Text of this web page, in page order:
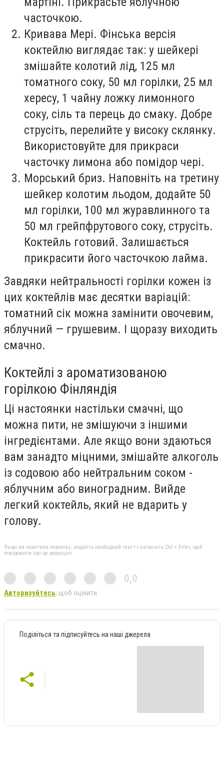
часточкою.
Кривава Мері. Фінська версія
коктейлю виглядає так: у шейкері
змішайте колотий лід, 125 мл
томатного соку, 50 мл горілки, 25 мл
хересу, 1 чайну ложку лимонного
соку, сіль та перець до смаку. Добре
струсіть, перелийте у високу склянку.
Використовуйте для прикраси
часточку лимона або помідор чері.
Морський бриз. Наповніть на третину
шейкер колотим льодом, додайте 50
мл горілки, 100 мл журавлинного та
50 мл грейпфрутового соку, струсіть.
Коктейль готовий. Залишається
прикрасити його часточкою лайма.
Завдяки нейтральності горілки кожен із
цих коктейлів має десятки варіацій:
томатний сік можна замінити овочевим,
яблучний — грушевим. І щоразу виходить
смачно.
Коктейлі з ароматизованою
горілкою Фінляндія
Ці настоянки настільки смачні, що
можна пити, не змішуючи з іншими
інгредієнтами. Але якщо вони здаються
вам занадто міцними, змішайте алкоголь
із содовою або нейтральним соком -
яблучним або виноградним. Вийде
легкий коктейль, який не вдарить у
голову.
Якщо ви помітили помилку, виділіть необхідний текст і натисніть Ctrl + Enter, щоб
повідомити про це редакцію
0,0
Авторизуйтесь, щоб оцінити
Поділіться та підписуйтесь на наші джерела